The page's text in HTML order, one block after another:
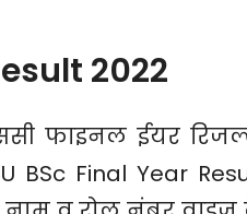
2022
फाइनल ईयर
BSc Final Year